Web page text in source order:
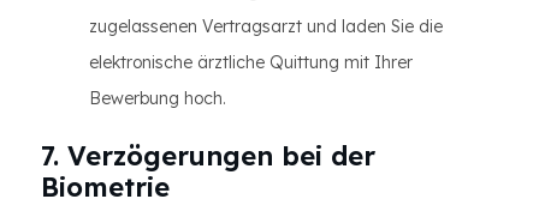
zugelassenen Vertragsarzt und laden Sie die
elektronische ärztliche Quittung mit Ihrer
Bewerbung hoch.
7. Verzögerungen bei der
Biometrie